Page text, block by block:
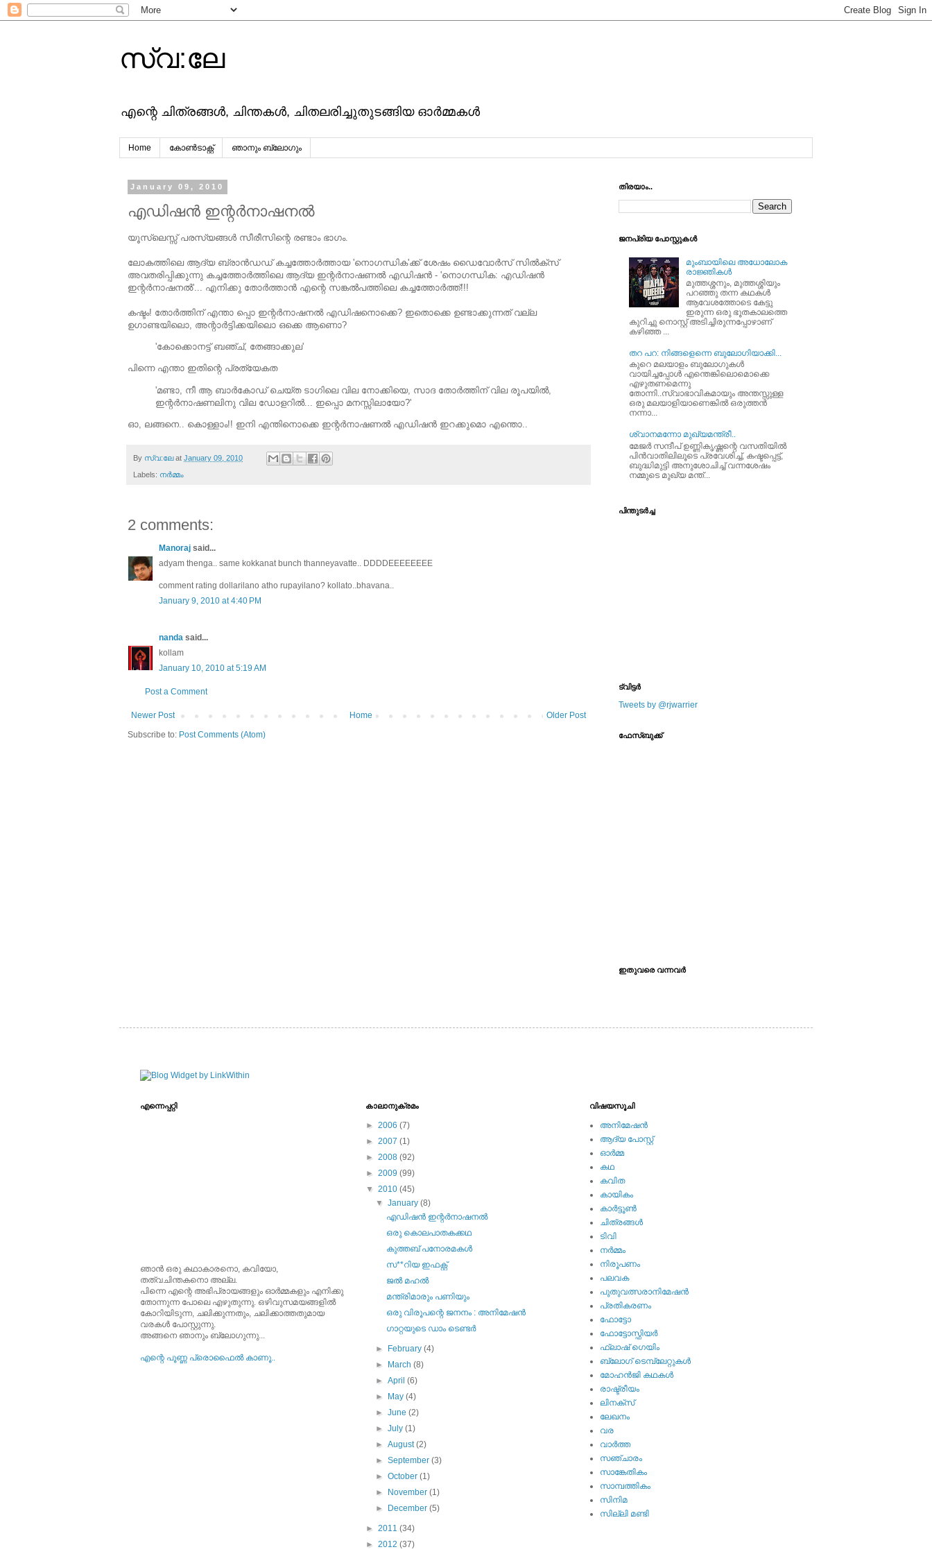
സ്വ:ലേ
എന്റെ ചിത്രങ്ങള്‍, ചിന്തകള്‍, ചിതലരിച്ചുതുടങ്ങിയ ഓര്‍മ്മകള്‍
Home കോൺടാക്റ്റ് ഞാനും ബ്ലോഗും
January 09, 2010
എഡിഷന്‍ ഇന്റര്‍നാഷനല്‍
യൂസ്‌ലെസ്സ്‌ പരസ്യങ്ങള്‍ സീരീസിന്റെ രണ്ടാം ഭാഗം.
ലോകത്തിലെ ആദ്യ ബ്രാന്‍ഡഡ്‌ കച്ചത്തോര്‍ത്തായ 'നൊഗന്ധിക'ക്ക്‌ ശേഷം ഡൈവോര്‍സ്‌ സില്‍ക്സ്‌
അവതരിപ്പിക്കുന്നു കച്ചത്തോര്‍ത്തിലെ ആദ്യ ഇന്റര്‍നാഷണല്‍ എഡിഷന്‍ - 'നൊഗന്ധിക: എഡിഷന്‍
ഇന്റര്‍നാഷനല്‍'... എനിക്കു തോര്‍ത്താന്‍ എന്റെ സങ്കല്‍പത്തിലെ കച്ചത്തോര്‍ത്ത്‌!!!
കഷ്ടം! തോര്‍ത്തിന്‌ എന്താ പ്പൊ ഇന്റര്‍നാഷനല്‍ എഡിഷനൊക്കെ? ഇതൊക്കെ ഉണ്ടാക്കുന്നത്‌ വല്ല
ഉഗാണ്ടയിലൊ, അന്റാര്‍ട്ടിക്കയിലൊ ഒക്കെ ആണൊ?
'കോക്കൊനട്ട്‌ ബഞ്ച്‌, തേങ്ങാക്കുല'
പിന്നെ എന്താ ഇതിന്റെ പ്രത്യേകത
'മണ്ടാ, നീ ആ ബാര്‍കോഡ്‌ ചെയ്ത ടാഗിലെ വില നോക്കിയെ, സാദ തോര്‍ത്തിന്‌ വില രൂപയില്‍,
ഇന്റര്‍നാഷണലിനു വില ഡോളറില്‍... ഇപ്പൊ മനസ്സിലായോ?'
ഓ, ലങ്ങനെ.. കൊള്ളാം!! ഇനി എന്തിനൊക്കെ ഇന്റര്‍നാഷണല്‍ എഡിഷന്‍ ഇറക്കുമൊ എന്തൊ..
By സ്വ:ലേ at January 09, 2010
Labels: നര്‍മ്മം
2 comments:
Manoraj said...
adyam thenga.. same kokkanat bunch thanneyavatte.. DDDDEEEEEEEE
comment rating dollarilano atho rupayilano? kollato..bhavana..
January 9, 2010 at 4:40 PM
nanda said...
kollam
January 10, 2010 at 5:19 AM
Post a Comment
Newer Post Older Post
Home
Subscribe to: Post Comments (Atom)
തിരയാം..
ജനപ്രിയ പോസ്റ്റുകള്‍
മുംബായിലെ അധോലോക
രാജ്ഞികള്‍
മുത്തശ്ശനും, മുത്തശ്ശിയും
പറഞ്ഞു തന്ന കഥകള്‍
ആവേശത്തോടെ കേട്ടു
ഇരുന്ന ഒരു ഭൂതകാലത്തെ
കുറിച്ചു നൊസ്റ്റ് അടിച്ചിരുന്നപ്പോഴാണ്
കഴിഞ്ഞ ...
തറ പറ: നിങ്ങളെന്നെ ബുലോഗിയാക്കി...
കുറെ മലയാളം ബുലോഗുകള്‍
വായിച്ചപ്പോള്‍ എന്തെങ്കിലൊമൊക്കെ
എഴുതണമെന്നു
തോന്നി..സ്വാഭാവികമായും അന്തസ്സുള്ള
ഒരു മലയാളിയാണെങ്കില്‍ ഒരുത്തന്‍
നന്നാ...
ശ്വാനമന്നോ മുഖ്യമന്ത്രീ..
മേജര്‍ സന്ദീപ്‌ ഉണ്ണികൃഷ്ണന്റെ വസതിയില്‍
പിന്‍വാതിലിലൂടെ പ്രവേശിച്ച്‌, കഷ്ടപ്പെട്ട്‌,
ബുദ്ധിമുട്ടി അനുശോചിച്ച്‌ വന്നശേഷം
നമ്മുടെ മുഖ്യ മന്ത്...
പിന്തുടര്‍ച്ച
ട്വിട്ടര്‍
Tweets by @rjwarrier
ഫേസ്ബുക്ക്
ഇതുവരെ വന്നവര്‍
എന്നെപ്പറ്റി
ഞാന്‍ ഒരു കഥാകാരനൊ, കവിയോ,
തത്വചിന്തകനൊ അല്ല.
പിന്നെ എന്റെ അഭിപ്രായങ്ങളും ഓര്‍മ്മകളും എനിക്കു
തോന്നുന്ന പോലെ എഴുതുന്നു. ഒഴിവുസമയങ്ങളില്‍
കോറിയിടുന്ന, ചലിക്കുന്നതും, ചലിക്കാത്തതുമായ
വരകള്‍ പോസ്റ്റുന്നു.
അങ്ങനെ ഞാനും ബ്ലോഗുന്നു...
എന്റെ പൂ‍ണ്ണ പ്രൊഫൈല്‍ കാണൂ..
കാലാനുക്രമം
► 2006 (7)
► 2007 (1)
► 2008 (92)
► 2009 (99)
▼ 2010 (45)
▼January(8)
എഡിഷന്‍ ഇന്റര്‍നാഷനല്‍
ഒരു കൊലപാതകക്കഥ
കുത്തബ് പനോരമകള്‍
സ**റിയ ഇഫക്റ്റ്
ജല്‍ മഹല്‍
മന്ത്രിമാരും പണിയും
ഒരു വിരൂപന്റെ ജനനം : അനിമേഷന്‍
ഗാറ്റയുടെ ഡാം ടെണ്ടര്‍
► February(4)
► March(8)
►April(6)
► May(4)
►June(2)
►July(1)
►August(2)
►September(3)
►October(1)
► November(1)
► December(5)
► 2011 (34)
► 2012 (37)
വിഷയസൂചി
അനിമേഷന്‍
ആദ്യ പോസ്റ്റ്
ഓര്‍മ്മ
കഥ
കവിത
കായികം
കാര്‍ട്ടൂണ്‍
ചിത്രങ്ങള്‍
ടിവി
നര്‍മ്മം
നിരൂപണം
പലവക
പുതുവത്സരാനിമേഷന്‍
പ്രതികരണം
ഫോട്ടോ
ഫോട്ടോസ്ഫിയര്‍
ഫ്ലാഷ്‌ ഗെയിം
ബ്ലോഗ് ടെമ്പ്ലേറ്റുകള്‍
മോഹന്‍ജി കഥകള്‍
രാഷ്ട്രീയം
ലിനക്സ്
ലേഖനം
വര
വാര്‍ത്ത
സഞ്ചാരം
സാങ്കേതികം
സാമ്പത്തികം
സിനിമ
സില്ലി മണ്ടി